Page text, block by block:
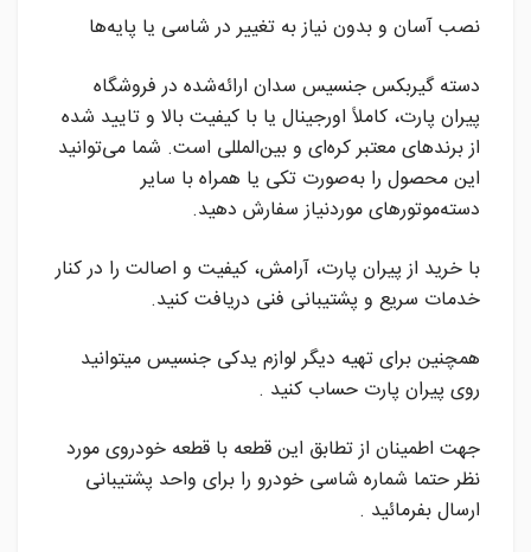
نصب آسان و بدون نیاز به تغییر در شاسی یا پایه‌ها
دسته گیربکس جنسیس سدان ارائه‌شده در فروشگاه
پیران پارت، کاملاً اورجینال یا با کیفیت بالا و تایید شده
از برندهای معتبر کره‌ای و بین‌المللی است. شما می‌توانید
این محصول را به‌صورت تکی یا همراه با سایر
دسته‌موتورهای موردنیاز سفارش دهید.
با خرید از پیران پارت، آرامش، کیفیت و اصالت را در کنار
خدمات سریع و پشتیبانی فنی دریافت کنید.
همچنین برای تهیه دیگر لوازم یدکی جنسیس میتوانید
روی پیران پارت حساب کنید .
جهت اطمینان از تطابق این قطعه با قطعه خودروی مورد
نظر حتما شماره شاسی خودرو را برای واحد پشتیبانی
ارسال بفرمائید .